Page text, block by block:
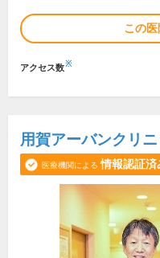
この
アクセス数※
用賀アーバンクリニ
医療機関による 情報認証済